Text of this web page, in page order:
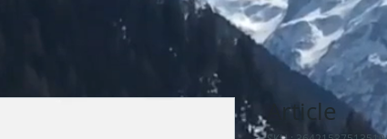
Article